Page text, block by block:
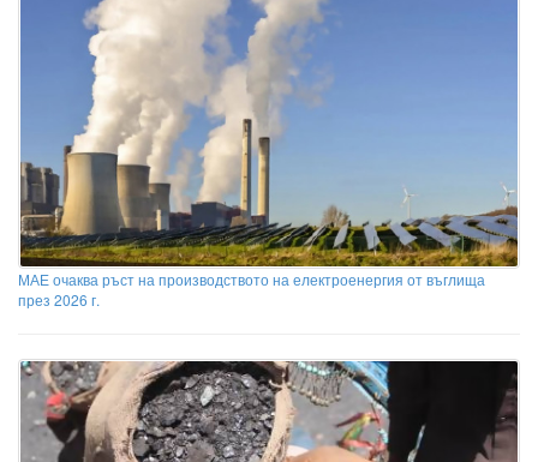
МАЕ очаква ръст на производството на електроенергия от въглища
през 2026 г.